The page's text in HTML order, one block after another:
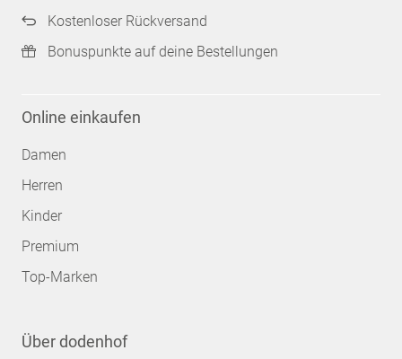
Kostenloser Rückversand
Bonuspunkte auf deine Bestellungen
Online einkaufen
Damen
Herren
Kinder
Premium
Top-Marken
Über dodenhof